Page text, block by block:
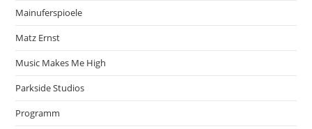
Mainuferspioele
Matz Ernst
Music Makes Me High
Parkside Studios
Programm